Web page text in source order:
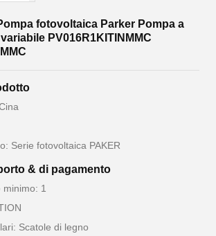
fotovoltaica Parker Pompa a
PV016R1KITINMMC
Serie fotovoltaica PAKER
& di pagamento
1
Scatole di legno